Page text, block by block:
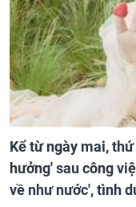
Kể từ ngày mai,
hưởng' sau công
về như nước', tình